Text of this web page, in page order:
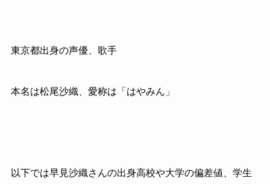
東京都出身の声優、歌手
本名は松尾沙織、愛称は「はやみん」
以下では早見沙織さんの出身高校や大学の偏差値、学生